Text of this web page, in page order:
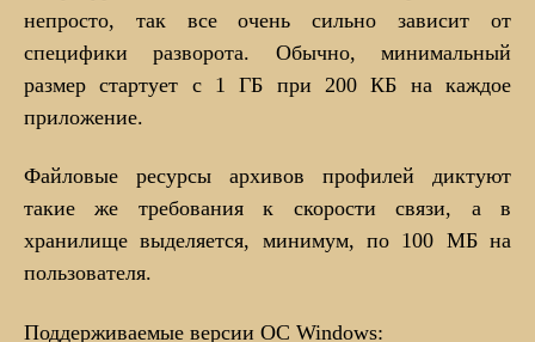
непросто, так все очень сильно зависит от
специфики разворота. Обычно, минимальный
размер стартует с 1 ГБ при 200 КБ на каждое
приложение.
Файловые ресурсы архивов профилей диктуют
такие же требования к скорости связи, а в
хранилище выделяется, минимум, по 100 МБ на
пользователя.
Поддерживаемые версии ОС Windows: